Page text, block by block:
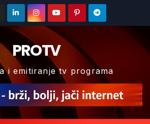
PROTV
i emitiranje tv programa